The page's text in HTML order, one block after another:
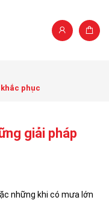
phục
giải pháp
những khi có mưa lớn